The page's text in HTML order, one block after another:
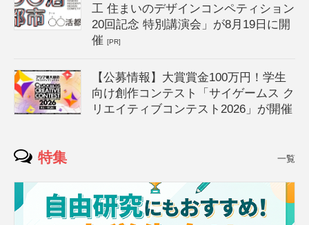
工 住まいのデザインコンペティション
20回記念 特別講演会」が8月19日に開
催[PR]
【公募情報】大賞賞金100万円！学生
向け創作コンテスト「サイゲームス ク
リエイティブコンテスト2026」が開催
特集 一覧